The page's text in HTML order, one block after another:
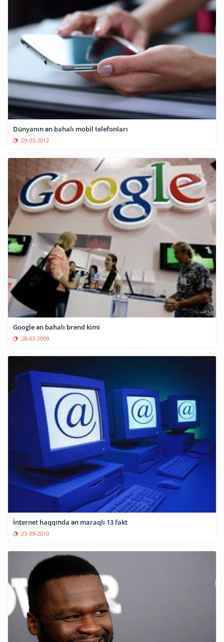
Dünyanın ən bahalı mobil telefonları
29-03-2012
Google ən bahalı brend kimi
28-03-2009
İnternet haqqında ən maraqlı 13 fakt
23-09-2010